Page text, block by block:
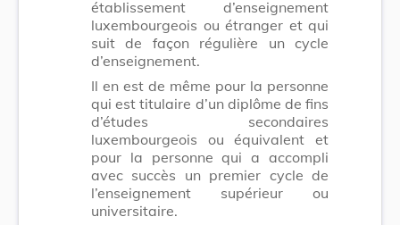
établissement d’enseignement
luxembourgeois ou étranger et qui
suit de façon régulière un cycle
d’enseignement.
Il en est de même pour la personne
qui est titulaire d’un diplôme de fins
d’études secondaires
luxembourgeois ou équivalent et
pour la personne qui a accompli
avec succès un premier cycle de
l’enseignement supérieur ou
universitaire.